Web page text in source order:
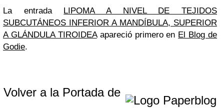
La entrada LIPOMA A NIVEL DE TEJIDOS
SUBCUTÁNEOS INFERIOR A MANDÍBULA, SUPERIOR
A GLÁNDULA TIROIDEAapareció primero en El Blog de
Godie.
Volver a la Portada de